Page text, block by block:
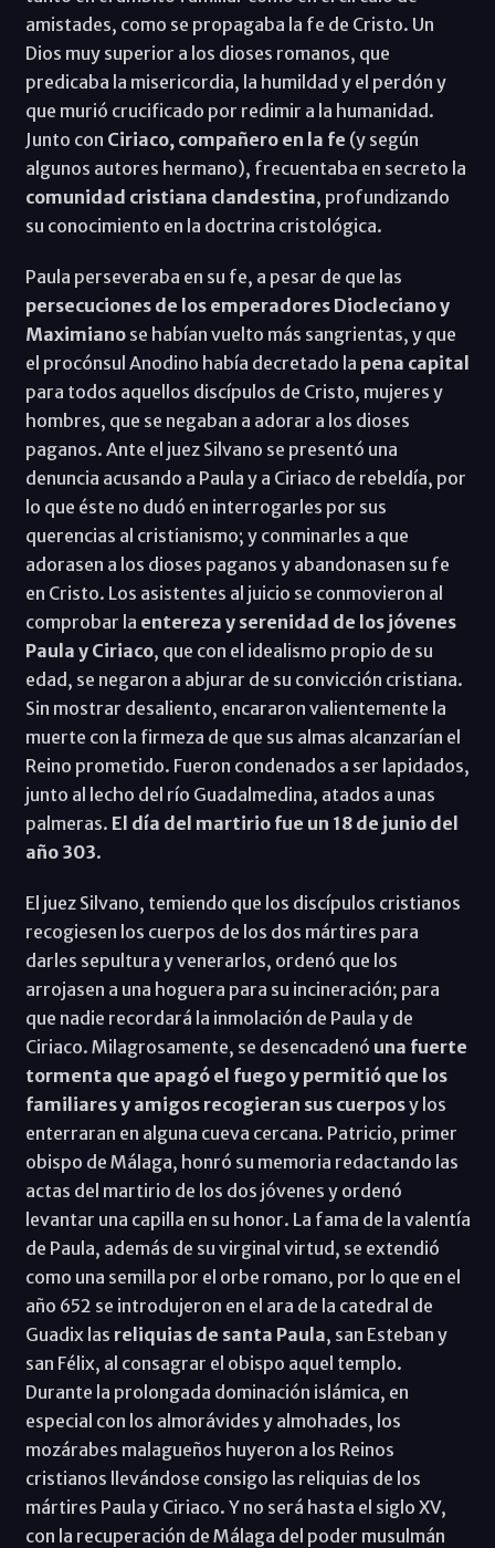
amistades, como se propagaba la fe de Cristo. Un
Dios muy superior a los dioses romanos, que
predicaba la misericordia, la humildad y el perdón y
que murió crucificado por redimir a la humanidad.
Junto con Ciriaco, compañero en la fe (y según
algunos autores hermano), frecuentaba en secreto la
comunidad cristiana clandestina, profundizando
su conocimiento en la doctrina cristológica.
Paula perseveraba en su fe, a pesar de que las
persecuciones de los emperadores Diocleciano y
Maximianose habían vuelto más sangrientas, y que
el procónsul Anodino había decretado la pena capital
para todos aquellos discípulos de Cristo, mujeres y
hombres, que se negaban a adorar a los dioses
paganos. Ante el juez Silvano se presentó una
denuncia acusando a Paula y a Ciriaco de rebeldía, por
lo que éste no dudó en interrogarles por sus
querencias al cristianismo; y conminarles a que
adorasen a los dioses paganos y abandonasen su fe
en Cristo. Los asistentes al juicio se conmovieron al
comprobar la entereza y serenidad de los jóvenes
Paula y Ciriaco, que con el idealismo propio de su
edad, se negaron a abjurar de su convicción cristiana.
Sin mostrar desaliento, encararon valientemente la
muerte con la firmeza de que sus almas alcanzarían el
Reino prometido. Fueron condenados a ser lapidados,
junto al lecho del río Guadalmedina, atados a unas
palmeras. El día del martirio fue un 18 de junio del
año 303.
El juez Silvano, temiendo que los discípulos cristianos
recogiesen los cuerpos de los dos mártires para
darles sepultura y venerarlos, ordenó que los
arrojasen a una hoguera para su incineración; para
que nadie recordará la inmolación de Paula y de
Ciriaco. Milagrosamente, se desencadenó una fuerte
tormenta que apagó el fuego y permitió que los
familiares y amigos recogieran sus cuerposy los
enterraran en alguna cueva cercana. Patricio, primer
obispo de Málaga, honró su memoria redactando las
actas del martirio de los dos jóvenes y ordenó
levantar una capilla en su honor. La fama de la valentía
de Paula, además de su virginal virtud, se extendió
como una semilla por el orbe romano, por lo que en el
año 652 se introdujeron en el ara de la catedral de
Guadix las reliquias de santa Paula, san Esteban y
san Félix, al consagrar el obispo aquel templo.
Durante la prolongada dominación islámica, en
especial con los almorávides y almohades, los
mozárabes malagueños huyeron a los Reinos
cristianos llevándose consigo las reliquias de los
mártires Paula y Ciriaco. Y no será hasta el siglo XV,
con la recuperación de Málaga del poder musulmán